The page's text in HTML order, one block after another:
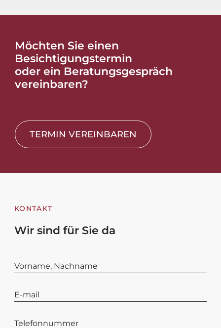
Möchten Sie einen
Besichtigungstermin
oder ein Beratungsgespräch
vereinbaren?
TERMIN VEREINBAREN
KONTAKT
Wir sind für Sie da